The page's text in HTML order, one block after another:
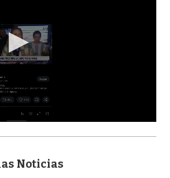
Noticias